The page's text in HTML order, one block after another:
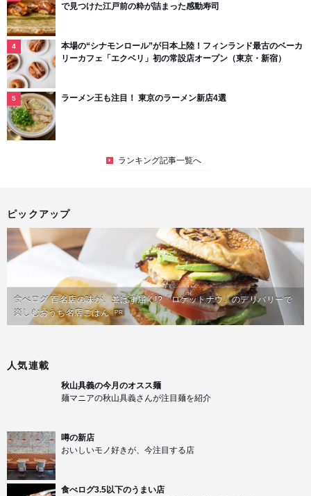
で見つけた江戸前の粋が詰まった感動寿司
本場の“シナモンロール”が日本上陸！フィンランド最古のベーカ
リーカフェ「エクベリ」初の常設店オープン（東京・新宿）
ラーメン王も注目！ 東京のラーメン新店4選
ランキング記事一覧へ
ピックアップ
食べログ 百名店の味が、並ばず届く!?「ロケットナウ」のデリバリーで
楽しむおうち名店ごはん PR
人気連載
秋山具義の今月のオスス麺
麺マニアの秋山具義さんが注目麺を紹介
噂の新店
おいしいモノ好きが、今注目する店
食べログ3.5以下のうまい店